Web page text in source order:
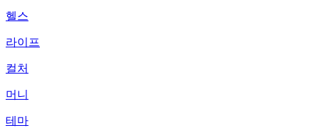
헬스
라이프
컬처
머니
테마